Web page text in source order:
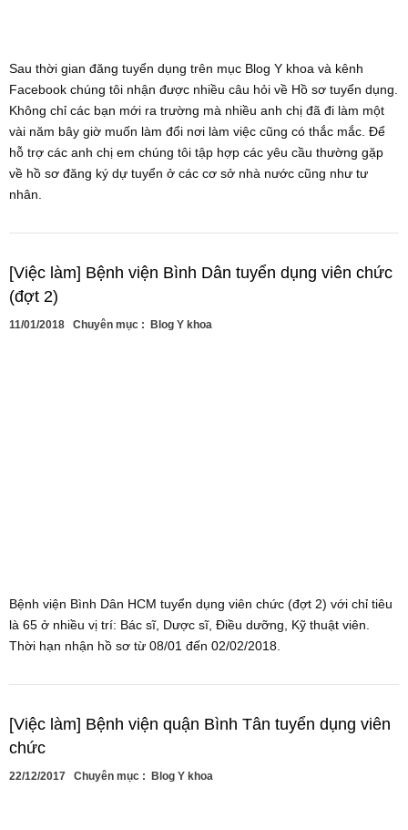
Sau thời gian đăng tuyển dụng trên mục Blog Y khoa và kênh
Facebook chúng tôi nhận được nhiều câu hỏi về Hồ sơ tuyển dụng.
Không chỉ các bạn mới ra trường mà nhiều anh chị đã đi làm một
vài năm bây giờ muốn làm đổi nơi làm việc cũng có thắc mắc. Để
hỗ trợ các anh chị em chúng tôi tập hợp các yêu cầu thường gặp
về hồ sơ đăng ký dự tuyển ở các cơ sở nhà nước cũng như tư
nhân.
[Việc làm] Bệnh viện Bình Dân tuyển dụng viên chức
(đợt 2)
11/01/2018 Chuyên mục : Blog Y khoa
Bệnh viện Bình Dân HCM tuyển dụng viên chức (đợt 2) với chỉ tiêu
là 65 ở nhiều vị trí: Bác sĩ, Dược sĩ, Điều dưỡng, Kỹ thuật viên.
Thời hạn nhận hồ sơ từ 08/01 đến 02/02/2018.
[Việc làm] Bệnh viện quận Bình Tân tuyển dụng viên
chức
22/12/2017 Chuyên mục : Blog Y khoa